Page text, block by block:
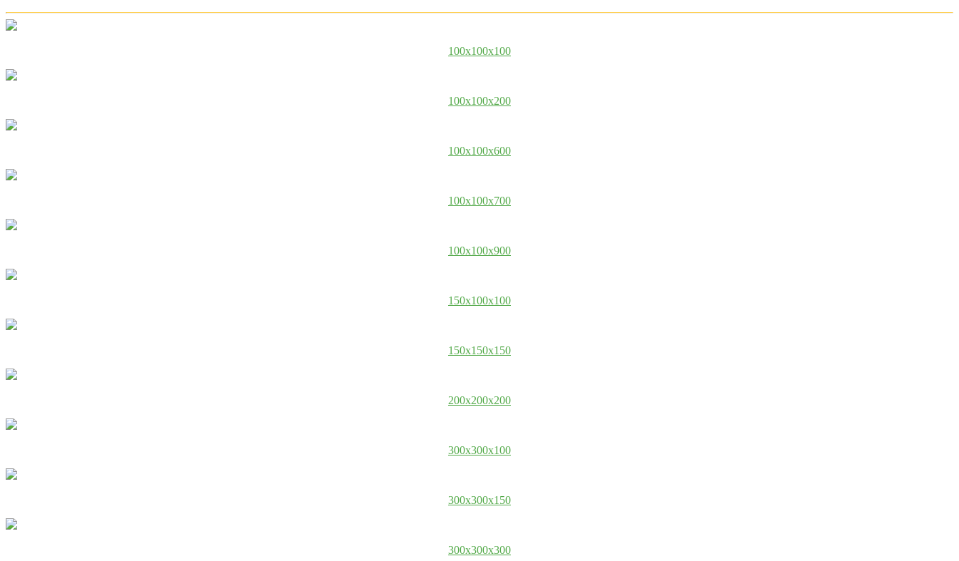
100x100x100
100x100x200
100x100x600
100x100x700
100x100x900
150x100x100
150x150x150
200x200x200
300x300x100
300x300x150
300x300x300